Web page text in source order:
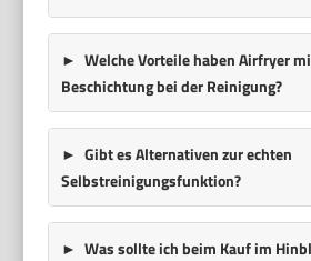
Welche Vorteile haben Airfryer
Beschichtung bei der Reinigung?
Gibt es Alternativen zur echten
Selbstreinigungsfunktion?
Was sollte ich beim Kauf im